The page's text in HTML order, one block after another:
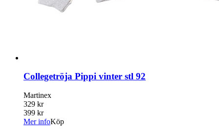
Collegetröja Pippi vinter stl 92
Martinex
329 kr
399 kr
Mer infoKöp